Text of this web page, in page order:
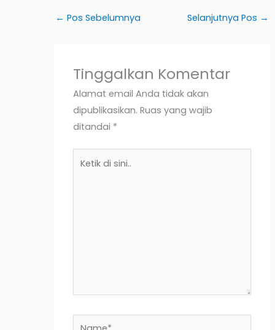
← Pos Sebelumnya Selanjutnya Pos →
Tinggalkan Komentar
Alamat email Anda tidak akan
dipublikasikan. Ruas yang wajib
ditandai *
Name*